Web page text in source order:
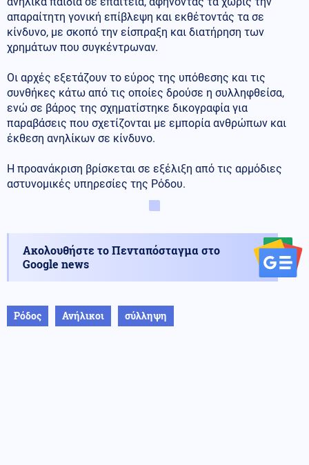
απαραίτητη γονική επίβλεψη και εκθέτοντάς τα σε
κίνδυνο, με σκοπό την είσπραξη και διατήρηση των
χρημάτων που συγκέντρωναν.
Οι αρχές εξετάζουν το εύρος της υπόθεσης και τις
συνθήκες κάτω από τις οποίες δρούσε η συλληφθείσα,
ενώ σε βάρος της σχηματίστηκε δικογραφία για
παραβάσεις που σχετίζονται με εμπορία ανθρώπων και
έκθεση ανηλίκων σε κίνδυνο.
Η προανάκριση βρίσκεται σε εξέλιξη από τις αρμόδιες
αστυνομικές υπηρεσίες της Ρόδου.
Ακολουθήστε το Πενταπόσταγμα στο
Google news
Ρόδος Ανήλικοι σύλληψη